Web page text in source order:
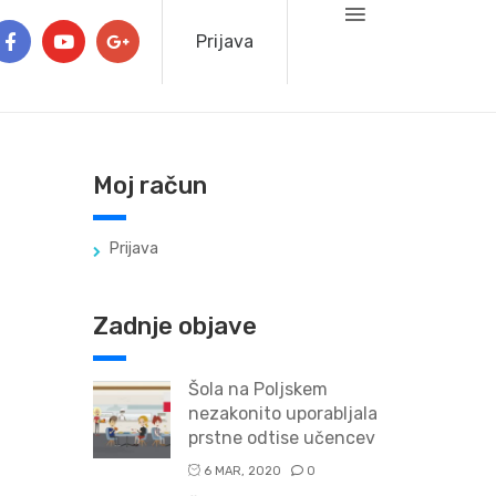
Prijava
Moj račun
Prijava
Zadnje objave
Šola na Poljskem
nezakonito uporabljala
prstne odtise učencev
6 MAR, 2020 0